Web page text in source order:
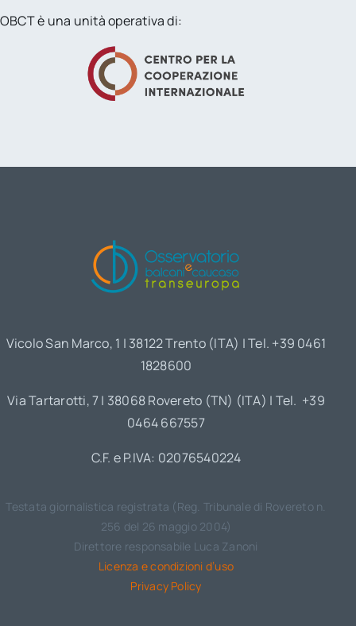
OBCT è una unità operativa di:
Vicolo San Marco, 1 | 38122 Trento (ITA) | Tel. +39 0461
1828600
Via Tartarotti, 7 | 38068 Rovereto (TN) (ITA) | Tel. +39
0464 667557
C.F. e P.IVA: 02076540224
Testata giornalistica registrata (Reg. Tribunale di Rovereto n.
256 del 26 maggio 2004)
Direttore responsabile Luca Zanoni
Licenza e condizioni d’uso
Privacy Policy